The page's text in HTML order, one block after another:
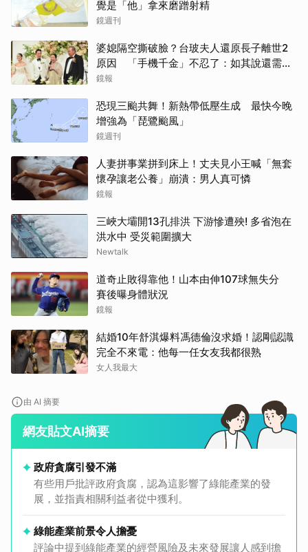
覺是「他」拿來磨蹭射精
鏡週刊
婆媳隔空撕破臉？台玻夫人還原長子離世2
原因 「手機千金」不忍了：如其說還需要
離開嗎？
鏡報
恐現三颱共舞！新熱帶低壓生成 最快今晚
增強為「琵鷺颱風」
鏡週刊
人妻拼事業拼到床上！丈夫見小王喊「無套
懷孕讓老公養」崩潰：男人真可憐
鏡報
三峽大壩開13孔排洪 下游慘遭殃! 多省泡在
洪水中 受災範圍擴大
Newtalk
道奇止敗得靠他！山本由伸107球無失分
賽後曝身體狀況
鏡報
結婚10年舒淇爆料馮德倫沒求婚！認剛認識
完全不來電：他每一任女友我都很熟
女人我最大
由 AI 摘要
網友貼文AI摘要
政府貪腐引發不滿
有些用戶批評政府貪腐，認為這影響了綠能產業的發
展，並指責相關利益者從中獲利。
綠能產業前景令人擔憂
評論中提到綠能產業的經營風險及未來發展讓人感到擔